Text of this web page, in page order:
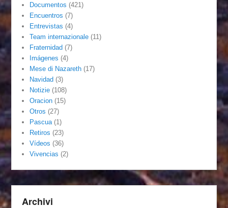
Documentos (421)
Encuentros (7)
Entrevistas (4)
Team internazionale (11)
Fraternidad (7)
Imágenes (4)
Mese di Nazareth (17)
Navidad (3)
Notizie (108)
Oracion (15)
Otros (27)
Pascua (1)
Retiros (23)
Vídeos (36)
Vivencias (2)
Archivi